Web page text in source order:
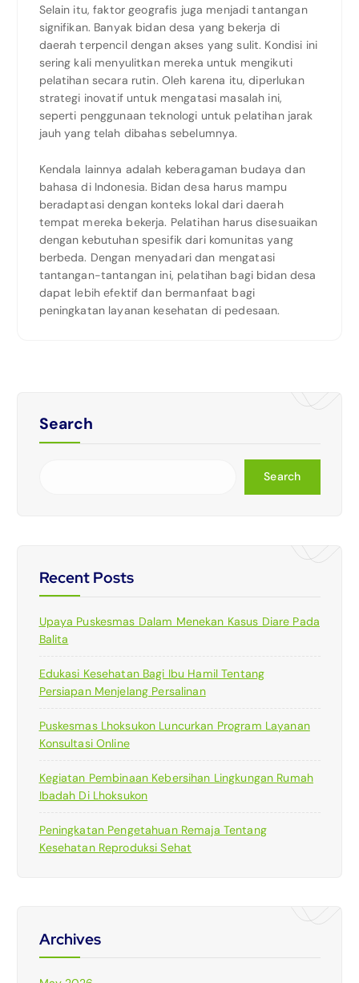
Selain itu, faktor geografis juga menjadi tantangan
signifikan. Banyak bidan desa yang bekerja di
daerah terpencil dengan akses yang sulit. Kondisi ini
sering kali menyulitkan mereka untuk mengikuti
pelatihan secara rutin. Oleh karena itu, diperlukan
strategi inovatif untuk mengatasi masalah ini,
seperti penggunaan teknologi untuk pelatihan jarak
jauh yang telah dibahas sebelumnya.
Kendala lainnya adalah keberagaman budaya dan
bahasa di Indonesia. Bidan desa harus mampu
beradaptasi dengan konteks lokal dari daerah
tempat mereka bekerja. Pelatihan harus disesuaikan
dengan kebutuhan spesifik dari komunitas yang
berbeda. Dengan menyadari dan mengatasi
tantangan-tantangan ini, pelatihan bagi bidan desa
dapat lebih efektif dan bermanfaat bagi
peningkatan layanan kesehatan di pedesaan.
Search
Search
Recent Posts
Upaya Puskesmas Dalam Menekan Kasus Diare Pada
Balita
Edukasi Kesehatan Bagi Ibu Hamil Tentang
Persiapan Menjelang Persalinan
Puskesmas Lhoksukon Luncurkan Program Layanan
Konsultasi Online
Kegiatan Pembinaan Kebersihan Lingkungan Rumah
Ibadah Di Lhoksukon
Peningkatan Pengetahuan Remaja Tentang
Kesehatan Reproduksi Sehat
Archives